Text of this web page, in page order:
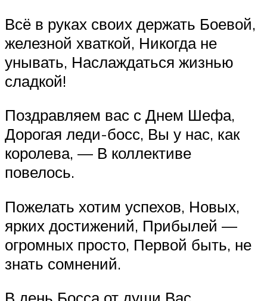
Всё в руках своих держать Боевой,
железной хваткой, Никогда не
унывать, Наслаждаться жизнью
сладкой!
Поздравляем вас с Днем Шефа,
Дорогая леди-босс, Вы у нас, как
королева, — В коллективе
повелось.
Пожелать хотим успехов, Новых,
ярких достижений, Прибылей —
огромных просто, Первой быть, не
знать сомнений.